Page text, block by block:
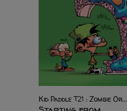
Kid Paddle T21 : Zombie Or...